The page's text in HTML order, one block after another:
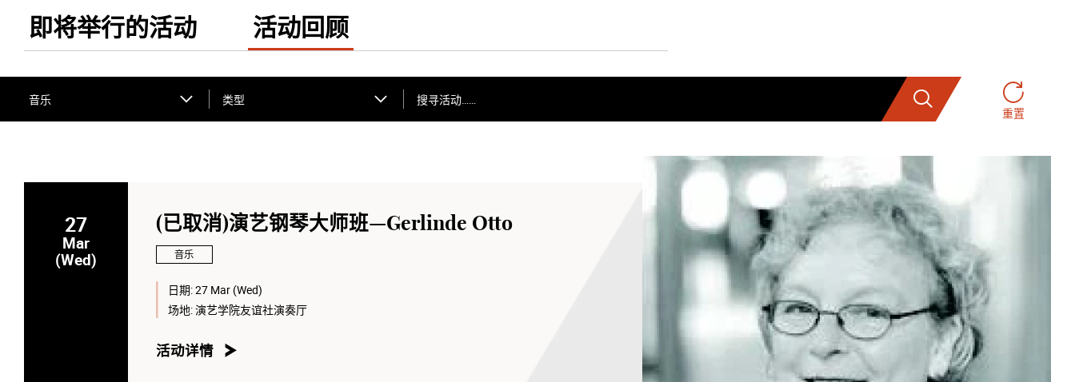
即将举行的活动 活动回顾
音乐 类型
搜寻活动…… 搜索
重置
27
Mar
(Wed)
(已取消)演艺钢琴大师班—Gerlinde Otto
音乐
日期:27 Mar (Wed)
场地:演艺学院友谊社演奏厅
活动详情